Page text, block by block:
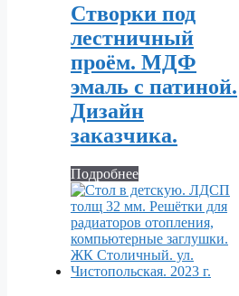
Створки под
лестничный
проём. МДФ
эмаль с патиной.
Дизайн
заказчика.
Подробнее